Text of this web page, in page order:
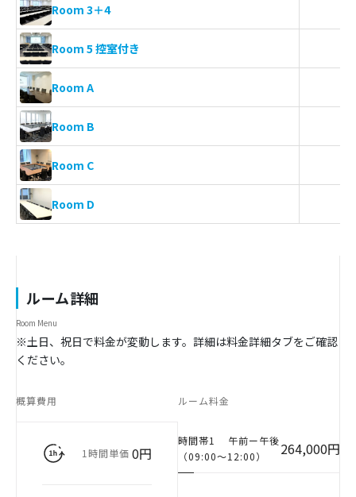
Room 3＋4
Room 5 控室付き
Room A
Room B
Room C
Room D
ルーム詳細
Room Menu
※土日、祝日で料金が変動します。詳細は料金詳細タブをご確認
ください。
概算費用
1時間単価 0円
ルーム料金
時間帯1
午前ー午後
（09:00〜12:00）
264,000円